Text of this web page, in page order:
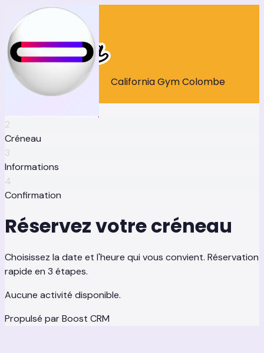
California Gym Colombe
2
Créneau
3
Informations
4
Confirmation
Réservez votre créneau
Choisissez la date et l'heure qui vous convient. Réservation
rapide en 3 étapes.
Aucune activité disponible.
Propulsé parBoost CRM